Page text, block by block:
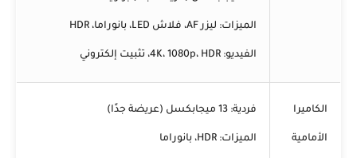
الميزات: ليزر AF، فلاش LED، بانوراما، HDR
الفيديو:
الكاميرا
الأمامية
فردية:
الميزات: